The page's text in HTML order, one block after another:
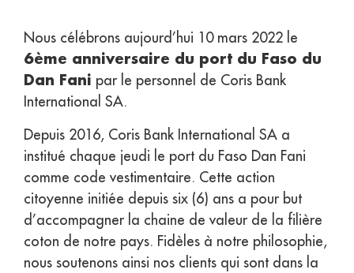
Nous célébrons aujourd’hui 10 mars 2022 le
6ème anniversaire du port du Faso du
Dan Fani par le personnel de Coris Bank
International SA.
Depuis 2016, Coris Bank International SA a
institué chaque jeudi le port du Faso Dan Fani
comme code vestimentaire. Cette action
citoyenne initiée depuis six (6) ans a pour but
d’accompagner la chaine de valeur de la filière
coton de notre pays. Fidèles à notre philosophie,
nous soutenons ainsi nos clients qui sont dans la